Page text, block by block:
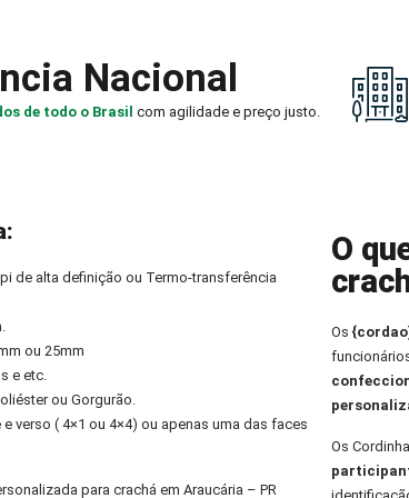
Nacional
de todo o Brasilcom agilidade e preço justo.
de alta definição ou Termo-transferência
ou 25mm
e etc.
ou Gorgurão.
verso ( 4×1 ou 4×4) ou apenas uma das faces
para crachá em Araucária – PR
O
Os
Os